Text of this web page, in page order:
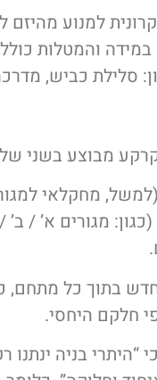
למנוע
והמטלות
סלילת כביש,
מבוצע בשני
מחקלאי
מגורים א’ /
בתוך כל מתחם,
חלקם היחסי.
“היתרי בניה